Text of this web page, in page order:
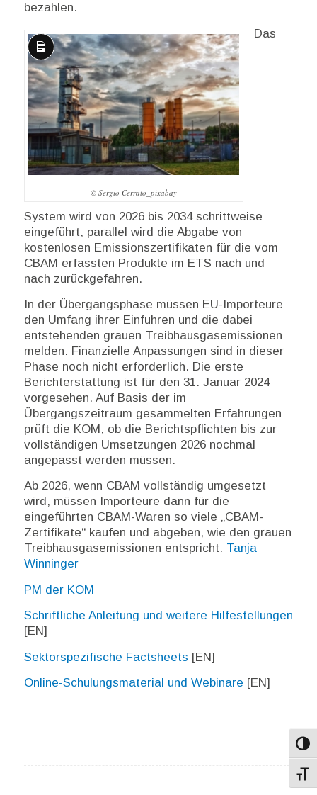
bezahlen.
Lange
Beschreibung
© Sergio Cerrato_pixabay
Das
System wird von 2026 bis 2034 schrittweise
eingeführt, parallel wird die Abgabe von
kostenlosen Emissionszertifikaten für die vom
CBAM erfassten Produkte im ETS nach und
nach zurückgefahren.
In der Übergangsphase müssen EU-Importeure
den Umfang ihrer Einfuhren und die dabei
entstehenden grauen Treibhausgasemissionen
melden. Finanzielle Anpassungen sind in dieser
Phase noch nicht erforderlich. Die erste
Berichterstattung ist für den 31. Januar 2024
vorgesehen. Auf Basis der im
Übergangszeitraum gesammelten Erfahrungen
prüft die KOM, ob die Berichtspflichten bis zur
vollständigen Umsetzungen 2026 nochmal
angepasst werden müssen.
Ab 2026, wenn CBAM vollständig umgesetzt
wird, müssen Importeure dann für die
eingeführten CBAM-Waren so viele „CBAM-
Zertifikate“ kaufen und abgeben, wie den grauen
Treibhausgasemissionen entspricht. Tanja
Winninger
PM der KOM
Schriftliche Anleitung und weitere Hilfestellungen
[EN]
Sektorspezifische Factsheets [EN]
Online-Schulungsmaterial und Webinare [EN]